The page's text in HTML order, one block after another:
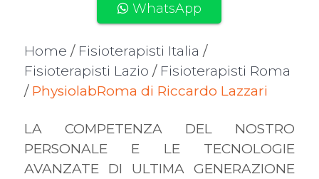
WhatsApp
Home / Fisioterapisti Italia /
Fisioterapisti Lazio / Fisioterapisti Roma
/ PhysiolabRoma di Riccardo Lazzari
LA COMPETENZA DEL NOSTRO
PERSONALE E LE TECNOLOGIE
AVANZATE DI ULTIMA GENERAZIONE